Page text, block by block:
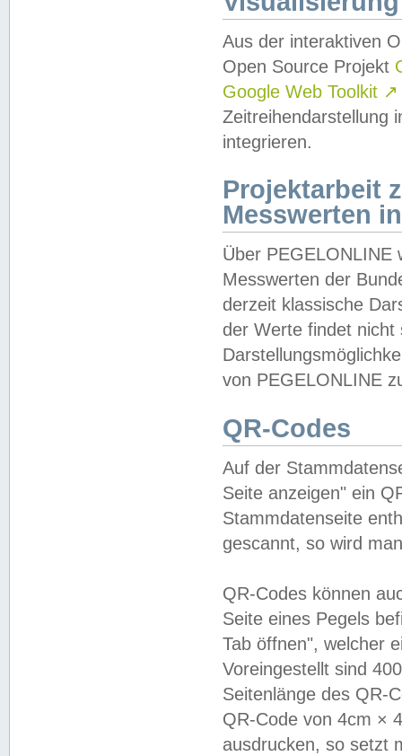
Aus der interaktiven
Open Source Projekt
Google Web Toolkit ↗
Zeitreihendarstellung
integrieren.
Projektarbeit
Messwerten
Über PEGELONLINE
Messwerten der
derzeit klassische
der Werte findet
von PEGELONLINE
QR-Codes
Auf der
Seite anzeigen" ein
Stammdatenseite
gescannt, so wird
QR-Codes können
Seite eines Pegels
Tab öffnen", welcher
Voreingestellt sind
Seitenlänge des QR-
QR-Code von 4cm ×
ausdrucken, so setzt